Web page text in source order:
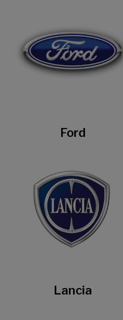
Ford
Lancia